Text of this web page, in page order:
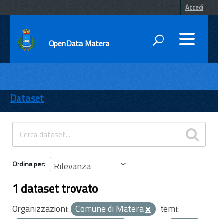
Accedi
OpenData Matera
ENTI
TEMI
INFORMAZIONI
Dataset
Ordina per
1 dataset trovato
Organizzazioni: Comune di Matera
temi: